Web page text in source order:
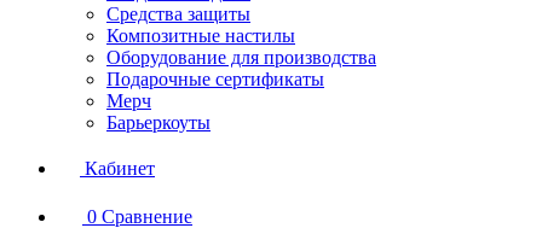
Средства защиты
Композитные настилы
Оборудование для производства
Подарочные сертификаты
Мерч
Барьеркоуты
Кабинет
0 Сравнение